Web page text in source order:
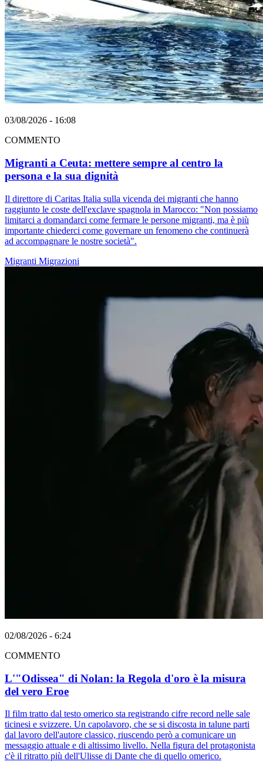
03/08/2026 - 16:08
COMMENTO
Migranti a Ceuta: mettere sempre al centro la
persona e la sua dignità
Il direttore di Caritas Italia sulla vicenda dei migranti che hanno
raggiunto le coste dell'exclave spagnola in Marocco: "Non possiamo
limitarci a domandarci come fermare le persone migranti, ma è più
importante chiederci come governare un fenomeno che continuerà
ad accompagnare le nostre società".
Migranti Migrazioni
02/08/2026 - 6:24
COMMENTO
L'"Odissea" di Nolan: la Regola d'oro è la misura
del vero Eroe
Il film tratto dal testo omerico sta registrando cifre record nelle sale
ticinesi e svizzere. Un capolavoro, che se si discosta in talune parti
dal lavoro dell'autore classico, riuscendo però a comunicare un
messaggio attuale e di altissimo livello. Nella figura del protagonista
c'è il ritratto più dell'Ulisse di Dante che di quello omerico.